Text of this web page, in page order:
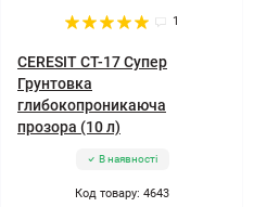
1
CERESIT CT-17 Супер
Грунтовка
глибокопроникаюча
прозора (10 л)
В наявності
Код товару: 4643